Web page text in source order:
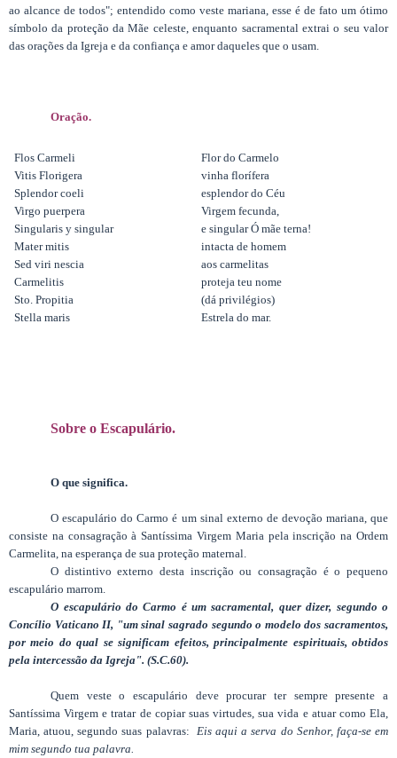
ao alcance de todos"; entendido como veste mariana, esse é de fato um ótimo
símbolo da proteção da Mãe celeste, enquanto sacramental extrai o seu valor
das orações da Igreja e da confiança e amor daqueles que o usam.
Oração.
Flos Carmeli
Vitis Florigera
Splendor coeli
Virgo puerpera
Singularis y singular
Mater mitis
Sed viri nescia
Carmelitis
Sto. Propitia
Stella maris
Flor do Carmelo
vinha florífera
esplendor do Céu
Virgem fecunda,
e singular Ó mãe terna!
intacta de homem
aos carmelitas
proteja teu nome
(dá privilégios)
Estrela do mar.
Sobre o Escapulário.
O que significa.
O escapulário do Carmo é um sinal externo de devoção mariana, que
consiste na consagração à Santíssima Virgem Maria pela inscrição na Ordem
Carmelita, na esperança de sua proteção maternal.
O distintivo externo desta inscrição ou consagração é o pequeno
escapulário marrom.
O escapulário do Carmo é um sacramental, quer dizer, segundo o
Concílio Vaticano II, "um sinal sagrado segundo o modelo dos sacramentos,
por meio do qual se significam efeitos, principalmente espirituais, obtidos
pela intercessão da Igreja". (S.C.60).
Quem veste o escapulário deve procurar ter sempre presente a
Santíssima Virgem e tratar de copiar suas virtudes, sua vida e atuar como Ela,
Maria, atuou, segundo suas palavras: Eis aqui a serva do Senhor, faça-se em
mim segundo tua palavra.